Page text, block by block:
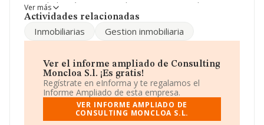
sociedad está inscrita en el Registro Mercantil como
Sociedad Limitada. Su CNAE corresponde a 6832 con
inmobiliaria'. No realiza actividad de importación y/o
exportación.
No ha habido variación en cuanto al número de
empleados con respecto al 2024 y según las cifras
existentes en la base de datos de INFORMA, el número
de empleados ha estado por encima de la media de
sector.
Acerca de la información en los distintos rankings: en
Ver más
Actividades relacionadas
Inmobiliarias Gestion inmobiliaria
Ver el informe ampliado de Consulting
Moncloa S.l. ¡Es gratis!
Regístrate en eInforma y te regalamos el
Informe Ampliado de esta empresa.
VER INFORME AMPLIADO DE
CONSULTING MONCLOA S.L.